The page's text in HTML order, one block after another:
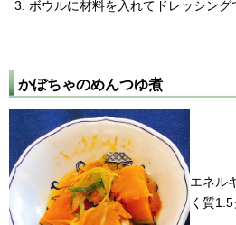
ボウルに材料を入れてドレッシング
かぼちゃのめんつゆ煮
エネル
く質